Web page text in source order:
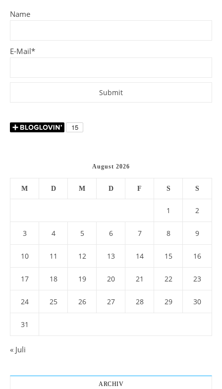
Name
E-Mail*
August 2026
M D M D F S S
1 2
3 4 5 6 7 8 9
10 11 12 13 14 15 16
17 18 19 20 21 22 23
24 25 26 27 28 29 30
31
« Juli
ARCHIV